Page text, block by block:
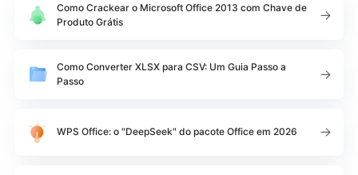
Como Crackear o Microsoft Office 2013 com Chave de
Produto Grátis
Como Converter XLSX para CSV: Um Guia Passo a
Passo
WPS Office: o "DeepSeek" do pacote Office em 2026